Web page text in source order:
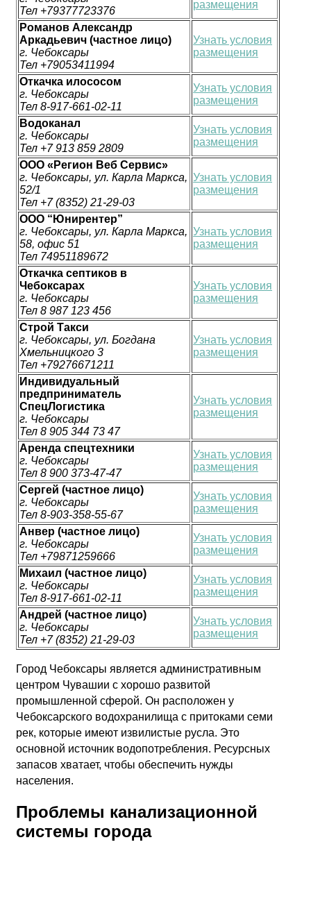
Тел +79377723376
размещения
Романов Александр
Аркадьевич (частное лицо)
г. Чебоксары
Тел +79053411994
Узнать условия
размещения
Откачка илососом
г. Чебоксары
Тел 8-917-661-02-11
Узнать условия
размещения
Водоканал
г. Чебоксары
Тел +7 913 859 2809
Узнать условия
размещения
ООО «Регион Веб Сервис»
г. Чебоксары, ул. Карла Маркса,
52/1
Тел +7 (8352) 21-29-03
Узнать условия
размещения
OOO “Юнирентер”
г. Чебоксары, ул. Карла Маркса,
58, офис 51
Тел 74951189672
Узнать условия
размещения
Откачка септиков в
Чебоксарах
г. Чебоксары
Тел 8 987 123 456
Узнать условия
размещения
Строй Такси
г. Чебоксары, ул. Богдана
Хмельницкого 3
Тел +79276671211
Узнать условия
размещения
Индивидуальный
предприниматель
СпецЛогистика
г. Чебоксары
Тел 8 905 344 73 47
Узнать условия
размещения
Аренда спецтехники
г. Чебоксары
Тел 8 900 373-47-47
Узнать условия
размещения
Сергей (частное лицо)
г. Чебоксары
Тел 8-903-358-55-67
Узнать условия
размещения
Анвер (частное лицо)
г. Чебоксары
Тел +79871259666
Узнать условия
размещения
Михаил (частное лицо)
г. Чебоксары
Тел 8-917-661-02-11
Узнать условия
размещения
Андрей (частное лицо)
г. Чебоксары
Тел +7 (8352) 21-29-03
Узнать условия
размещения
Город Чебоксары является административным
центром Чувашии с хорошо развитой
промышленной сферой. Он расположен у
Чебоксарского водохранилища с притоками семи
рек, которые имеют извилистые русла. Это
основной источник водопотребления. Ресурсных
запасов хватает, чтобы обеспечить нужды
населения.
Проблемы канализационной
системы города